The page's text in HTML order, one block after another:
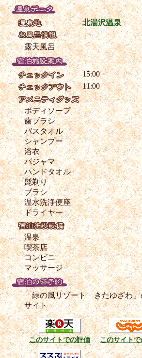
北湯沢温泉
露天風呂
15:00
11:00
ボディソープ
歯ブラシ
バスタオル
シャンプー
浴衣
パジャマ
ハンドタオル
髭剃り
ブラシ
温水洗浄便座
ドライヤー
温泉
喫茶店
コンビニ
マッサージ
「緑の風リゾート きたゆざわ」
サイト
このサイトでの評価 このサイト